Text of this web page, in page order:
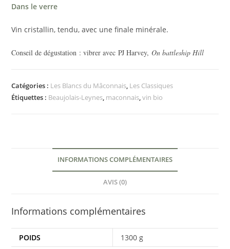
Dans le verre
Vin cristallin, tendu, avec une finale minérale.
Conseil de dégustation : vibrer avec PJ Harvey,On battleship Hill
Catégories : Les Blancs du Mâconnais, Les Classiques
Étiquettes : Beaujolais-Leynes, maconnais,vin bio
INFORMATIONS COMPLÉMENTAIRES
AVIS (0)
Informations complémentaires
POIDS 1300 g